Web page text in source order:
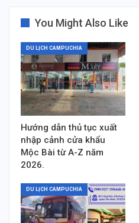
You Might Also Like
DU LỊCH CAMPUCHIA
Hướng dẫn thủ tục xuất
nhập cảnh cửa khẩu
Mộc Bài từ A-Z năm
2026.
DU LỊCH CAMPUCHIA